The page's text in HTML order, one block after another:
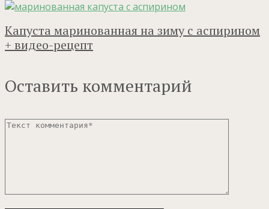
Капуста маринованная на зиму с аспирином
+ видео-рецепт
Оставить комментарий